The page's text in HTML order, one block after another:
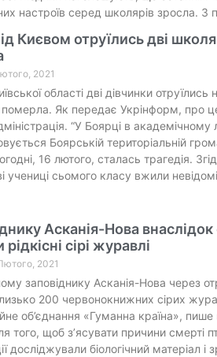
настроїв серед школярів зросла. З
Києвом отруїлись дві
2021
області дві дівчинки
Як передає Укрінформ, про
“У Боярці в академічному
Боярській територіальній
16 лютого, сталась трагедія.
учениці сьомого класу вжили
Асканія-Нова
сірі журавлі
2021
заповіднику Асканія-Нова через
200 червонокнижних сірих
об’єднання «Гуманна країна»,
того, щоб з’ясувати причини смерті
досліджували біологічний матеріал і